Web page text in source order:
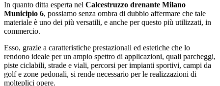
In quanto ditta esperta nel Calcestruzzo drenante Milano
Municipio 6, possiamo senza ombra di dubbio affermare che tale
materiale è uno dei più versatili, e anche per questo più utilizzati, in
commercio.
Esso, grazie a caratteristiche prestazionali ed estetiche che lo
rendono ideale per un ampio spettro di applicazioni, quali parcheggi,
piste ciclabili, strade e viali, percorsi per impianti sportivi, campi da
golf e zone pedonali, si rende necessario per le realizzazioni di
molteplici opere.